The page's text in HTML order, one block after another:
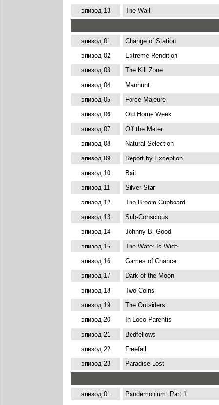
эпизод 13
The Wall
эпизод 01
Change of Station
эпизод 02
Extreme Rendition
эпизод 03
The Kill Zone
эпизод 04
Manhunt
эпизод 05
Force Majeure
эпизод 06
Old Home Week
эпизод 07
Off the Meter
эпизод 08
Natural Selection
эпизод 09
Report by Exception
эпизод 10
Bait
эпизод 11
Silver Star
эпизод 12
The Broom Cupboard
эпизод 13
Sub-Conscious
эпизод 14
Johnny B. Good
эпизод 15
The Water Is Wide
эпизод 16
Games of Chance
эпизод 17
Dark of the Moon
эпизод 18
Two Coins
эпизод 19
The Outsiders
эпизод 20
In Loco Parentis
эпизод 21
Bedfellows
эпизод 22
Freefall
эпизод 23
Paradise Lost
эпизод 01 Pandemonium: Part 1